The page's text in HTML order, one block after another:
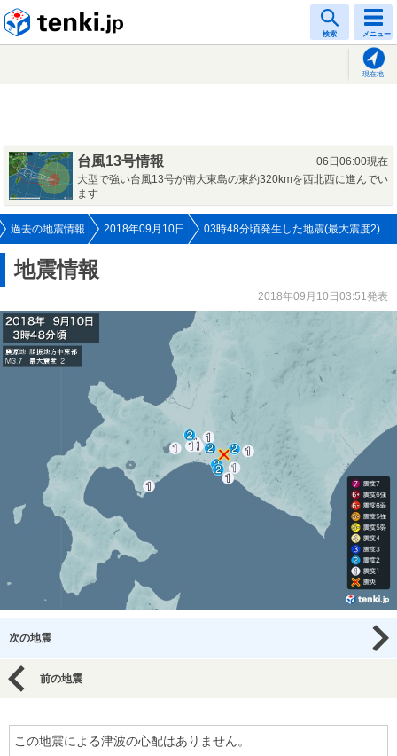
検索 メニュー
現在地
台風13号情報
06日06:00現在
大型で強い台風13号が南大東島の東約320kmを西北西に進んでい
ます
過去の地震情報 2018年09月10日 03時48分頃発生した地震(最大震度2)
地震情報
2018年09月10日03:51発表
次の地震
前の地震
この地震による津波の心配はありません。